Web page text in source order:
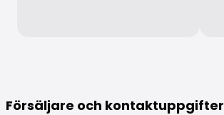
Försäljare och kontaktuppgifter